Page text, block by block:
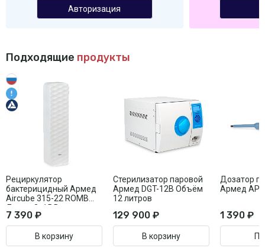
Авторизация
Подходящие продукты
Рециркулятор
бактерицидный Армед
Aircube 315-22 ROMB
Лампа 3х15 Вт
7 390 ₽
В корзину
Стерилизатор паровой
Армед DGT-12B Объём
12 литров
129 900 ₽
В корзину
Дозатор
Армед APT
1 390 ₽